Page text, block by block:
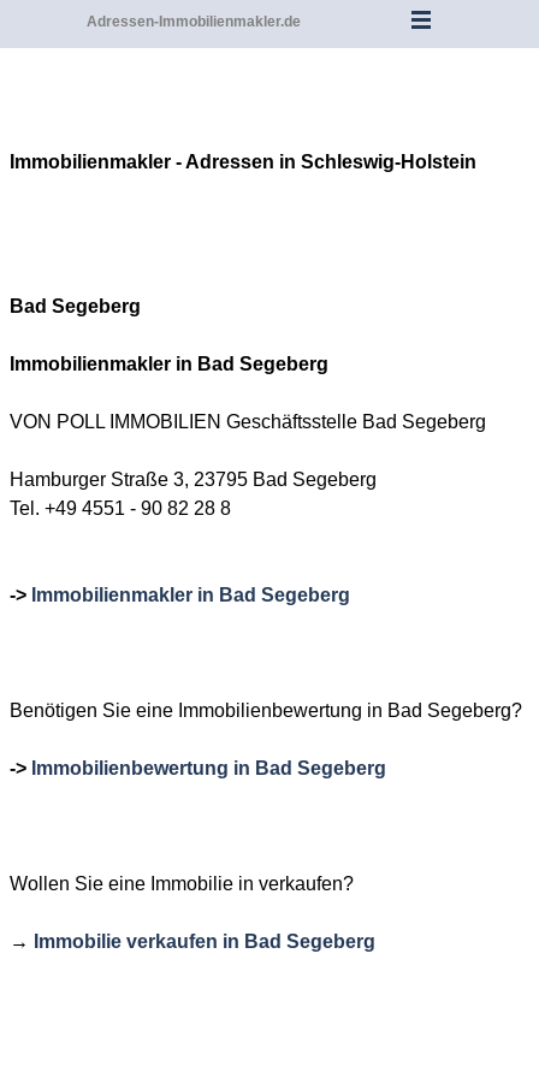
Adressen-Immobilienmakler.de
Immobilienmakler - Adressen in Schleswig-Holstein
Bad Segeberg
Immobilienmakler in Bad Segeberg
VON POLL IMMOBILIEN Geschäftsstelle Bad Segeberg
Hamburger Straße 3, 23795 Bad Segeberg
Tel. +49 4551 - 90 82 28 8
-> Immobilienmakler in Bad Segeberg
Benötigen Sie eine Immobilienbewertung in Bad Segeberg?
-> Immobilienbewertung in Bad Segeberg
Wollen Sie eine Immobilie in verkaufen?
→ Immobilie verkaufen in Bad Segeberg